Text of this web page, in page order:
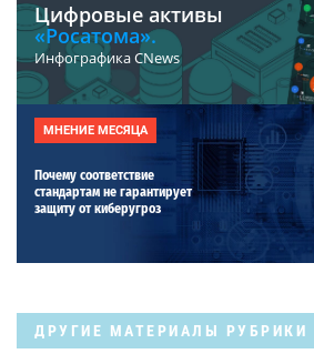
Цифровые активы
«Росатома».
Инфографика CNews
МНЕНИЕ МЕСЯЦА
Почему соответствие
стандартам не гарантирует
защиту от киберугроз
ДРУГИЕ МАТЕРИАЛЫ РУБРИКИ